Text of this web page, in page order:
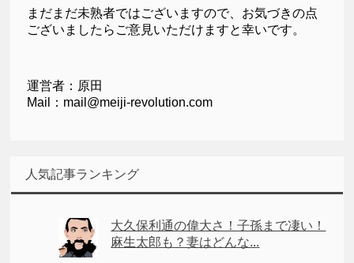
まだまだ未熟者ではございますので、お気づきの点
ございましたらご意見いただけますと幸いです。
運営者：原田
Mail：mail@meiji-revolution.com
人気記事ランキング
大久保利通の偉大さ！子孫まで凄い！
麻生太郎も？妻はどんな...